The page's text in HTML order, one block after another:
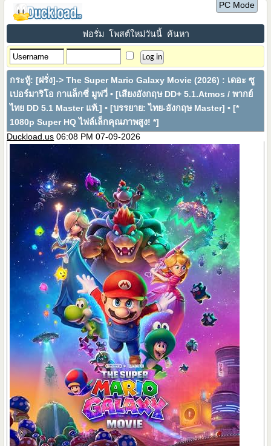
PC Mode
ฟอรั่ม โพสต์ใหม่วันนี้ ค้นหา
กระทู้:[ฝรั่ง]-> The Super Mario Galaxy Movie (2026) : เดอะ ซู
เปอร์มาริโอ กาแล็กซี่ มูฟวี่ • [เสียงอังกฤษ DD+ 5.1.Atmos / พากย์
ไทย DD 5.1 Master แท้.] • [บรรยาย: ไทย-อังกฤษ Master] • [*
1080p Super HQ ไฟล์เล็กคุณภาพสูง! *]
Duckload.us 06:08 PM 07-09-2026